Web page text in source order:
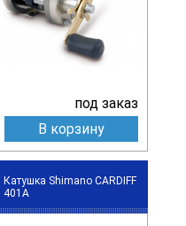
под заказ
В корзину
Катушка Shimano CARDIFF
401A